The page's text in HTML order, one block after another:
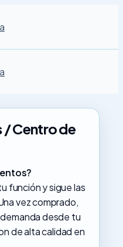
/ Centro de
función y sigue las
vez comprado,
desde tu
de alta calidad en